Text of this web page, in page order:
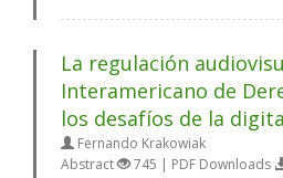
La regulación
Interamericano de
los desafíos de la
Fernando Krakowiak
Abstract
745 | PDF Downloads